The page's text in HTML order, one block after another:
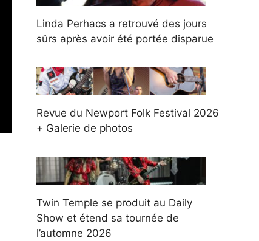
Linda Perhacs a retrouvé des jours
sûrs après avoir été portée disparue
Revue du Newport Folk Festival 2026
+ Galerie de photos
Twin Temple se produit au Daily
Show et étend sa tournée de
l’automne 2026